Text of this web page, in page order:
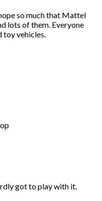
so much that Mattel
lots of them. Everyone
vehicles.
got to play with it.